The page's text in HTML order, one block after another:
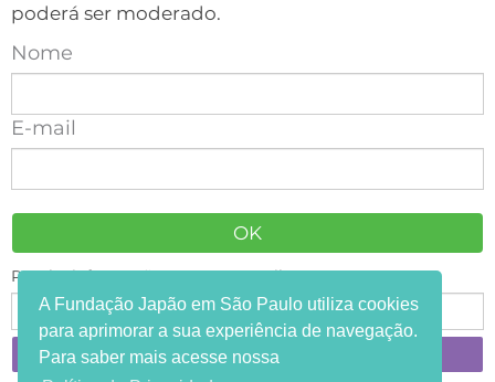
poderá ser moderado.
Nome
E-mail
Receba informações em seu e-mail:
A Fundação Japão em São Paulo utiliza cookies
para aprimorar a sua experiência de navegação.
Para saber mais acesse nossa